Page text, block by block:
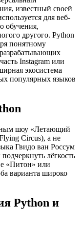
известный своей
для веб-
обучения,
другого. Python
понятному
Instagram или
экосистема
популярных языков
шоу «Летающий
Circus), а не
Гвидо ван Россум
лёгкость
«Питон» или
варианта широко
Python и